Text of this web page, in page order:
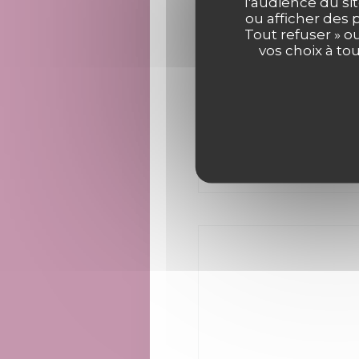
ou afficher des
Tout refuser »
vos choix à
Terrasse,
Visa, Maestro,